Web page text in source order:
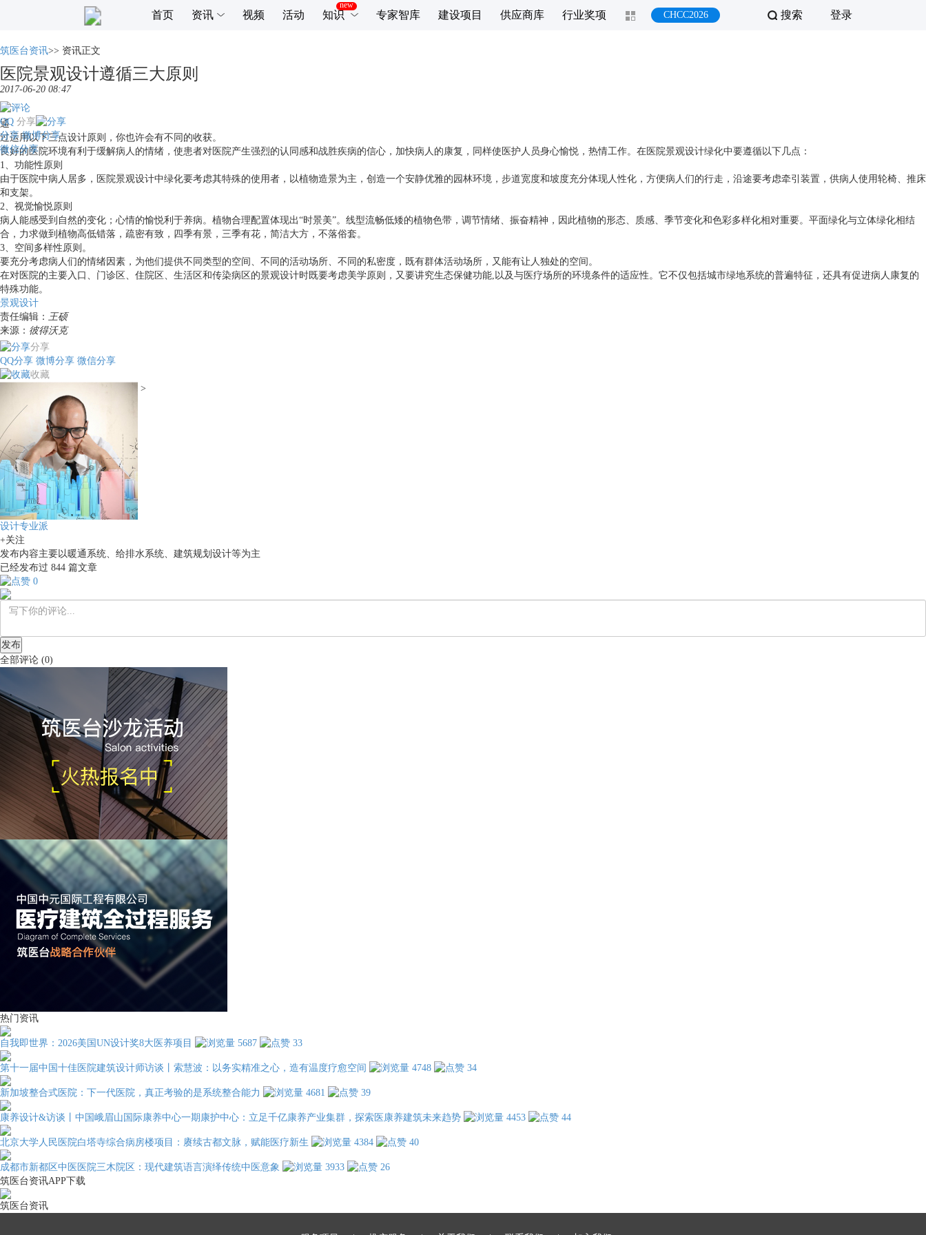
登录
搜索
首页 资讯 视频 活动 知识 专家智库 建设项目 供应商库 行业奖项 CHCC2026
筑医台资讯>> 资讯正文
医院景观设计遵循三大原则
2017-06-20 08:47
分享
QQ
分享 微博分享
微信分享
通
过运用以下三点设计原则，你也许会有不同的收获。
良好的医院环境有利于缓解病人的情绪，使患者对医院产生强烈的认同感和战胜疾病的信心，加快病人的康复，同样使医护人员身心愉悦，热情工作。在医院景观设计绿化中要遵循以下几点：
1、功能性原则
由于医院中病人居多，医院景观设计中绿化要考虑其特殊的使用者，以植物造景为主，创造一个安静优雅的园林环境，步道宽度和坡度充分体现人性化，方便病人们的行走，沿途要考虑牵引装置，供病人使用轮椅、推床
和支架。
2、视觉愉悦原则
病人能感受到自然的变化；心情的愉悦利于养病。植物合理配置体现出“时景美”。线型流畅低矮的植物色带，调节情绪、振奋精神，因此植物的形态、质感、季节变化和色彩多样化相对重要。平面绿化与立体绿化相结
合，力求做到植物高低错落，疏密有致，四季有景，三季有花，简洁大方，不落俗套。
3、空间多样性原则。
要充分考虑病人们的情绪因素，为他们提供不同类型的空间、不同的活动场所、不同的私密度，既有群体活动场所，又能有让人独处的空间。
在对医院的主要入口、门诊区、住院区、生活区和传染病区的景观设计时既要考虑美学原则，又要讲究生态保健功能,以及与医疗场所的环境条件的适应性。它不仅包括城市绿地系统的普遍特征，还具有促进病人康复的
特殊功能。
景观设计
责任编辑： 王硕
来源： 彼得沃克
分享
QQ分享 微博分享 微信分享
收藏
>
设计专业派
+关注
发布内容主要以暖通系统、给排水系统、建筑规划设计等为主
已经发布过 844 篇文章
0
发布
全部评论 (0)
热门资讯
自我即世界：2026美国UN设计奖8大医养项目 5687 33
第十一届中国十佳医院建筑设计师访谈丨索慧波：以务实精准之心，造有温度疗愈空间 4748 34
新加坡整合式医院：下一代医院，真正考验的是系统整合能力 4681 39
康养设计&访谈丨中国峨眉山国际康养中心一期康护中心：立足千亿康养产业集群，探索医康养建筑未来趋势 4453 44
北京大学人民医院白塔寺综合病房楼项目：赓续古都文脉，赋能医疗新生 4384 40
成都市新都区中医医院三木院区：现代建筑语言演绎传统中医意象 3933
26
筑医台资讯APP下载
筑医台资讯